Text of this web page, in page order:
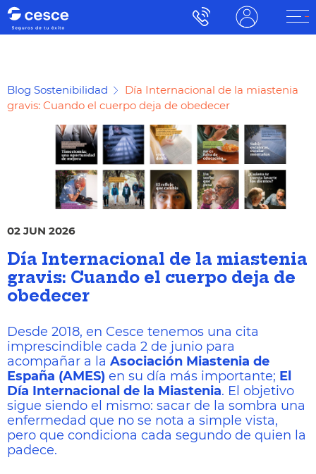
Blog Sostenibilidad
Día Internacional de la miastenia
gravis: Cuando el cuerpo deja de obedecer
02 JUN 2026
Día Internacional de la miastenia
gravis: Cuando el cuerpo deja de
obedecer
Desde 2018, en Cesce tenemos una cita
imprescindible cada 2 de junio para
acompañar a la Asociación Miastenia de
España (AMES) en su día más importante; El
Día Internacional de la Miastenia. El objetivo
sigue siendo el mismo: sacar de la sombra una
enfermedad que no se nota a simple vista,
pero que condiciona cada segundo de quien la
padece.